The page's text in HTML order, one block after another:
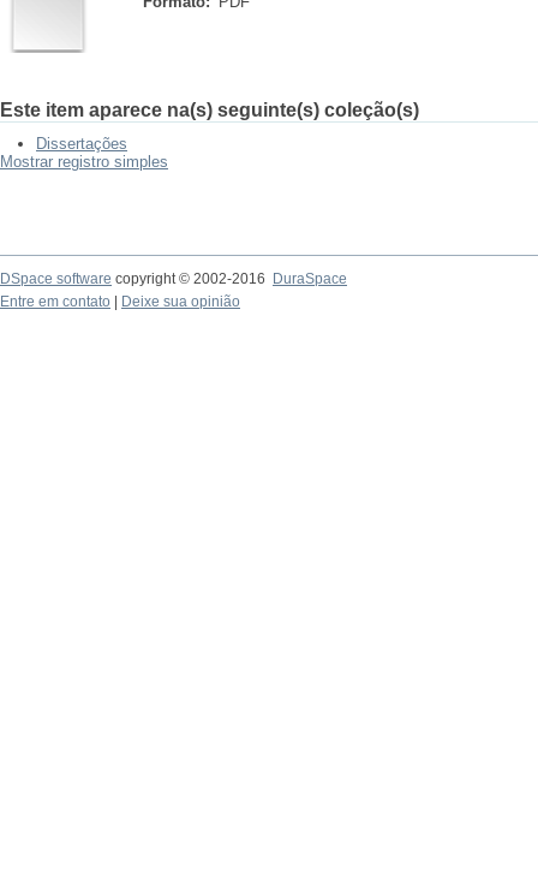
Este item aparece na(s) seguinte(s) coleção(s)
Dissertações
Mostrar registro simples
DSpace software copyright © 2002-2016
DuraSpace
Entre em contato
Deixe sua opinião